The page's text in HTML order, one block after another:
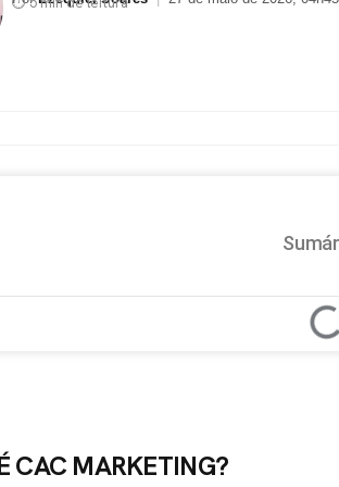
CAC MARKETING?